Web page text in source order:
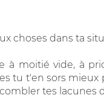
choses dans ta
à moitié vide, à
tu t'en sors mieux
tes lacunes